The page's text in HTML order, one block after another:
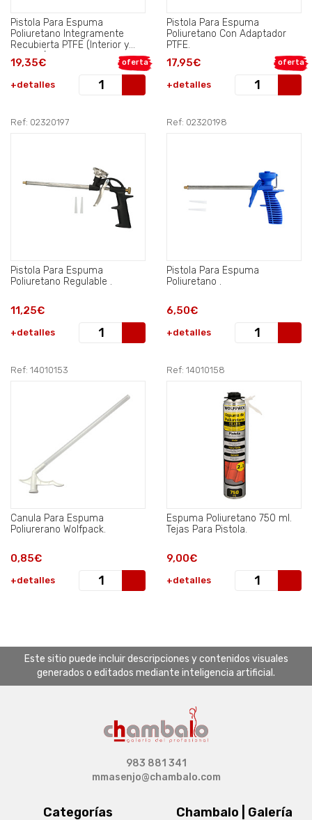
Pistola Para Espuma
Poliuretano Integramente
Recubierta PTFE (Interior y
Exterior).
oferta
19,35€
+detalles
Pistola Para Espuma
Poliuretano Con Adaptador
PTFE.
oferta
17,95€
+detalles
Ref: 02320197
Pistola Para Espuma
Poliuretano Regulable .
11,25€
+detalles
Ref: 02320198
Pistola Para Espuma
Poliuretano .
6,50€
+detalles
Ref: 14010153
Canula Para Espuma
Poliurerano Wolfpack.
0,85€
+detalles
Ref: 14010158
Espuma Poliuretano 750 ml.
Tejas Para Pistola.
9,00€
+detalles
Este sitio puede incluir descripciones y contenidos visuales
generados o editados mediante inteligencia artificial.
Categorías
Chambalo | Galería
983 881 341
mmasenjo@chambalo.com